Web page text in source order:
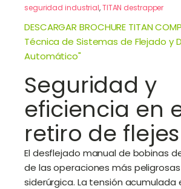
seguridad industrial,TITAN destrapper
DESCARGAR BROCHURE TITAN
Técnica de Sistemas de Flejado y
Automático"
Seguridad y
eficiencia en
retiro de flejes
El desflejado manual de bobinas
de las operaciones más
siderúrgica. La tensión acumulada